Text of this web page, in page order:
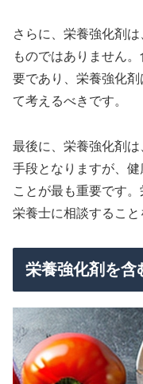
さらに、栄養強化剤
ものではありません
要であり、栄養強化
て考えるべきです。
最後に、栄養強化剤
手段となりますが、
ことが最も重要です
栄養士に相談すること
栄養強化剤を含